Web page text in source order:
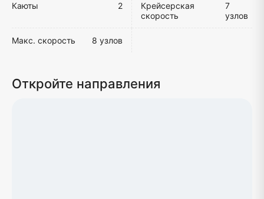
Каюты 2
Крейсерская
скорость
7
узлов
Макс. скорость 8 узлов
Откройте направления